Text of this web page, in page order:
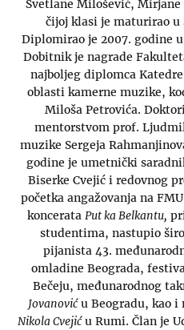
Svetlane Milošević,
čijoj klasi je maturirao u
Diplomirao je 2007. godine
Dobitnik je nagrade
najboljeg diplomca
oblasti kamerne muzike,
Miloša Petrovića.
mentorstvom prof.
muzike Sergeja
godine je umetnički
Biserke Cvejić i redovnog
početka angažovanja na
koncerata Put ka Belkantu,
studentima, nastupio
pijanista 43.
omladine Beograda,
Bečeju, međunarodnog
Jovanoviću Beogradu, kao i
Nikola Cvejiću Rumi. Član je